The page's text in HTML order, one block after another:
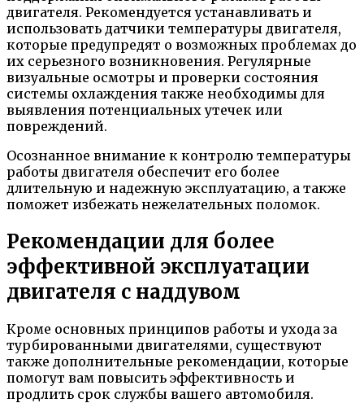
двигателя. Рекомендуется устанавливать и
использовать датчики температуры двигателя,
которые предупредят о возможных проблемах до
их серьезного возникновения. Регулярные
визуальные осмотры и проверки состояния
системы охлаждения также необходимы для
выявления потенциальных утечек или
повреждений.
Осознанное внимание к контролю температуры
работы двигателя обеспечит его более
длительную и надежную эксплуатацию, а также
поможет избежать нежелательных поломок.
Рекомендации для более
эффективной эксплуатации
двигателя с наддувом
Кроме основных принципов работы и ухода за
турбированными двигателями, существуют
также дополнительные рекомендации, которые
помогут вам повысить эффективность и
продлить срок службы вашего автомобиля.